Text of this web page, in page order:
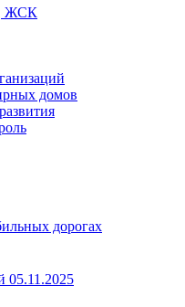
ЖСК
домов
дорогах
05.11.2025